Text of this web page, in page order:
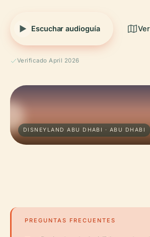
Escuchar audioguía
Verificado April 2026
DISNEYLAND ABU DHABI · ABU DHABI
PREGUNTAS FRECUENTES